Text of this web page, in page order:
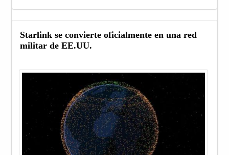
Starlink se convierte oficialmente en una red
militar de EE.UU.